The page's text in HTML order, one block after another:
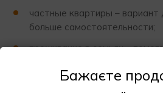
частные квартиры – вариант
больше самостоятельности;
проживание в семьях –
Бажаєте